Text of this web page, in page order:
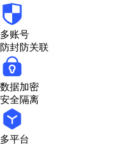
多账号
防封防关联
数据加密
安全隔离
多平台